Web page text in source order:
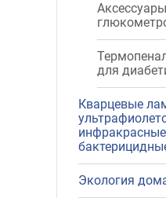
для
Кварцевые
Экология